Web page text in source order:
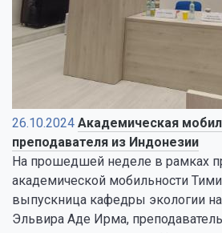
26.10.2024 Академическая
преподавателя из Индонезии
На прошедшей неделе в рамках
академической мобильности
выпускница кафедры экологии
Эльвира Аде Ирма,